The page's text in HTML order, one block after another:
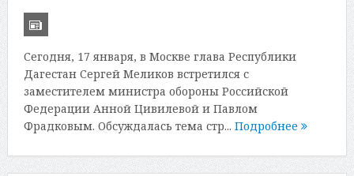
Сегодня, 17 января, в Москве глава Республики
Дагестан Сергей Меликов встретился с
заместителем министра обороны Российской
Федерации Анной Цивилевой и Павлом
Фрадковым. Обсуждалась тема стр... Подробнее